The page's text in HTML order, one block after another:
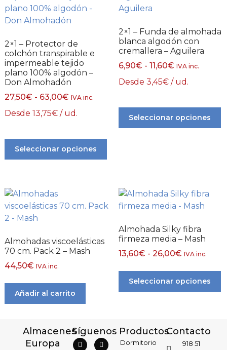
2×1 – Protector de
colchón transpirable e
impermeable tejido
plano 100% algodón –
Don Almohadón
27,50€ - 63,00€ IVA inc.
Desde 13,75€ / ud.
Seleccionar opciones
2×1 – Funda de almohada
blanca algodón con
cremallera – Aguilera
6,90€ - 11,60€ IVA inc.
Desde 3,45€ / ud.
Seleccionar opciones
Almohadas viscoelásticas
70 cm. Pack 2 – Mash
44,50€ IVA inc.
Añadir al carrito
Almohada Silky fibra
firmeza media – Mash
13,60€ - 26,00€ IVA inc.
Seleccionar opciones
Almacenes
Europa
Síguenos Productos
Dormitorio
Contacto
918 51